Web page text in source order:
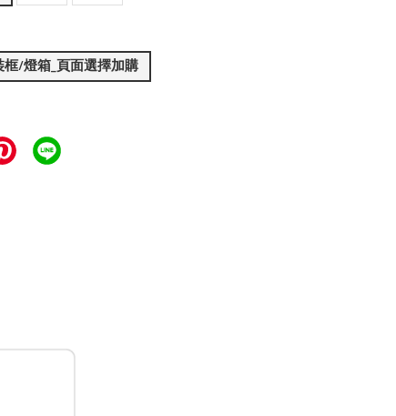
框/燈箱_頁面選擇加購